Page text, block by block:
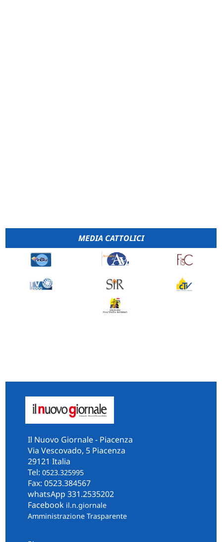
MEDIA CATTOLICI
Il Nuovo Giornale - Piacenza
Via Vescovado, 5 Piacenza
29121 Italia
Tel: 0523.325995
Fax: 0523.384567
whatsApp 331.2535202
Facebook il.n.giornale
Amministrazione Trasparente